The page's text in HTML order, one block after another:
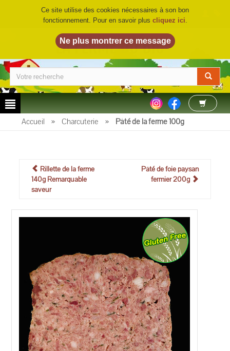
LA FERME DU BIO©
Accueil » Charcuterie » Pâté de la ferme 100g
Rillette de la ferme
140g Remarquable
saveur
Pâté de foie paysan
fermier 200g
Ce site utilise des cookies nécessaires à son bon
fonctionnement. Pour en savoir plus cliquez ici.